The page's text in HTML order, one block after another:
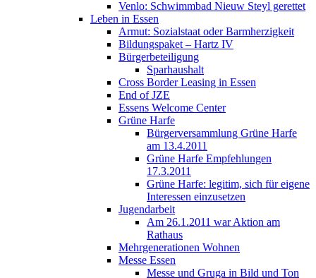
Venlo: Schwimmbad Nieuw Steyl gerettet
Leben in Essen
Armut: Sozialstaat oder Barmherzigkeit
Bildungspaket – Hartz IV
Bürgerbeteiligung
Sparhaushalt
Cross Border Leasing in Essen
End of JZE
Essens Welcome Center
Grüne Harfe
Bürgerversammlung Grüne Harfe
am 13.4.2011
Grüne Harfe Empfehlungen
17.3.2011
Grüne Harfe: legitim, sich für eigene
Interessen einzusetzen
Jugendarbeit
Am 26.1.2011 war Aktion am
Rathaus
Mehrgenerationen Wohnen
Messe Essen
Messe und Gruga in Bild und Ton